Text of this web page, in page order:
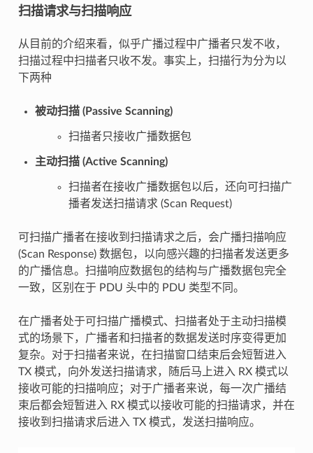
扫描请求与扫描响应
从目前的介绍来看，似乎广播过程中广播者只发不收，
扫描过程中扫描者只收不发。事实上，扫描行为分为以
下两种
被动扫描 (Passive Scanning)
扫描者只接收广播数据包
主动扫描 (Active Scanning)
扫描者在接收广播数据包以后，还向可扫描广
播者发送扫描请求 (Scan Request)
可扫描广播者在接收到扫描请求之后，会广播扫描响应
(Scan Response) 数据包，以向感兴趣的扫描者发送更多
的广播信息。扫描响应数据包的结构与广播数据包完全
一致，区别在于 PDU 头中的 PDU 类型不同。
在广播者处于可扫描广播模式、扫描者处于主动扫描模
式的场景下，广播者和扫描者的数据发送时序变得更加
复杂。对于扫描者来说，在扫描窗口结束后会短暂进入
TX 模式，向外发送扫描请求，随后马上进入 RX 模式以
接收可能的扫描响应；对于广播者来说，每一次广播结
束后都会短暂进入 RX 模式以接收可能的扫描请求，并在
接收到扫描请求后进入 TX 模式，发送扫描响应。